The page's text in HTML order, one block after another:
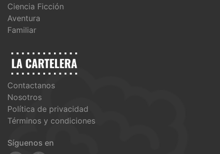
Ciencia Ficción
Aventura
Familiar
Contactanos
Nosotros
Política de privacidad
Términos y condiciones
Síguenos en